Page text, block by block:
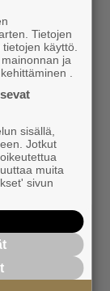
small your
to
is
Give us a
Tietojen
käyttö.
ja
.
sisällä,
Jotkut
muita
sivun